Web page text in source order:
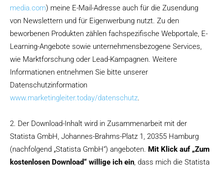
media.com) meine E-Mail-Adresse auch für die Zusendung
von Newslettern und für Eigenwerbung nutzt. Zu den
beworbenen Produkten zählen fachspezifische Webportale, E-
Learning-Angebote sowie unternehmensbezogene Services,
wie Marktforschung oder Lead-Kampagnen. Weitere
Informationen entnehmen Sie bitte unserer
Datenschutzinformation
www.marketingleiter.today/datenschutz.
2. Der Download-Inhalt wird in Zusammenarbeit mit der
Statista GmbH, Johannes-Brahms-Platz 1, 20355 Hamburg
(nachfolgend „Statista GmbH“) angeboten. Mit Klick auf „Zum
kostenlosen Download“ willige ich ein, dass mich die Statista